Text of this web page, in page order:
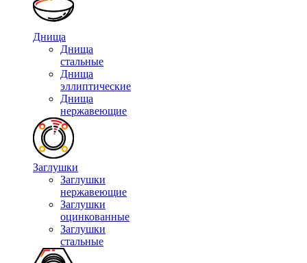
Днища
Днища
стальные
Днища
эллиптические
Днища
нержавеющие
Заглушки
Заглушки
нержавеющие
Заглушки
оцинкованные
Заглушки
стальные